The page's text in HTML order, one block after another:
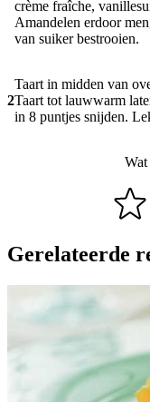
crème fraîche,
Amandelen erdoor
van suiker bestrooien.
2
Taart in midden van
Taart tot lauwwarm
in 8 puntjes snijden.
Gerelateerde